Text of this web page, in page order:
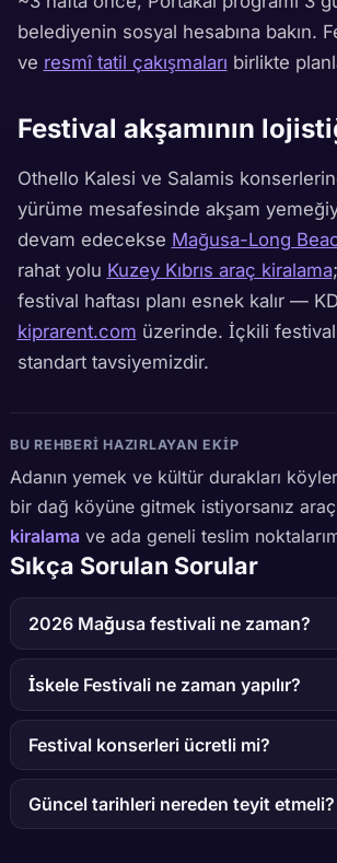
belediyenin sosyal hesabına bakın.
ve resmî tatil çakışmaları birlikte
Festival akşamının
Othello Kalesi ve Salamis
yürüme mesafesinde akşam
devam edecekse Mağusa-Long
rahat yolu Kuzey Kıbrıs araç kiralama
festival haftası planı esnek kalır —
kiprarent.com üzerinde. İçkili festival
standart tavsiyemizdir.
BU REHBERI HAZIRLAYAN EKIP
Adanın yemek ve kültür durakları
bir dağ köyüne gitmek istiyorsanız
kiralama ve ada geneli teslim
Sıkça Sorulan Sorular
2026 Mağusa festivali ne zaman?
İskele Festivali ne zaman yapılır?
Festival konserleri ücretli mi?
Güncel tarihleri nereden teyit etmeli?